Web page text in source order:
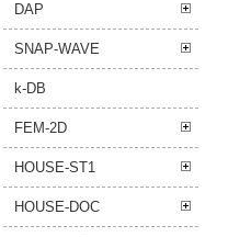
DAP
SNAP-WAVE
k-DB
FEM-2D
HOUSE-ST1
HOUSE-DOC